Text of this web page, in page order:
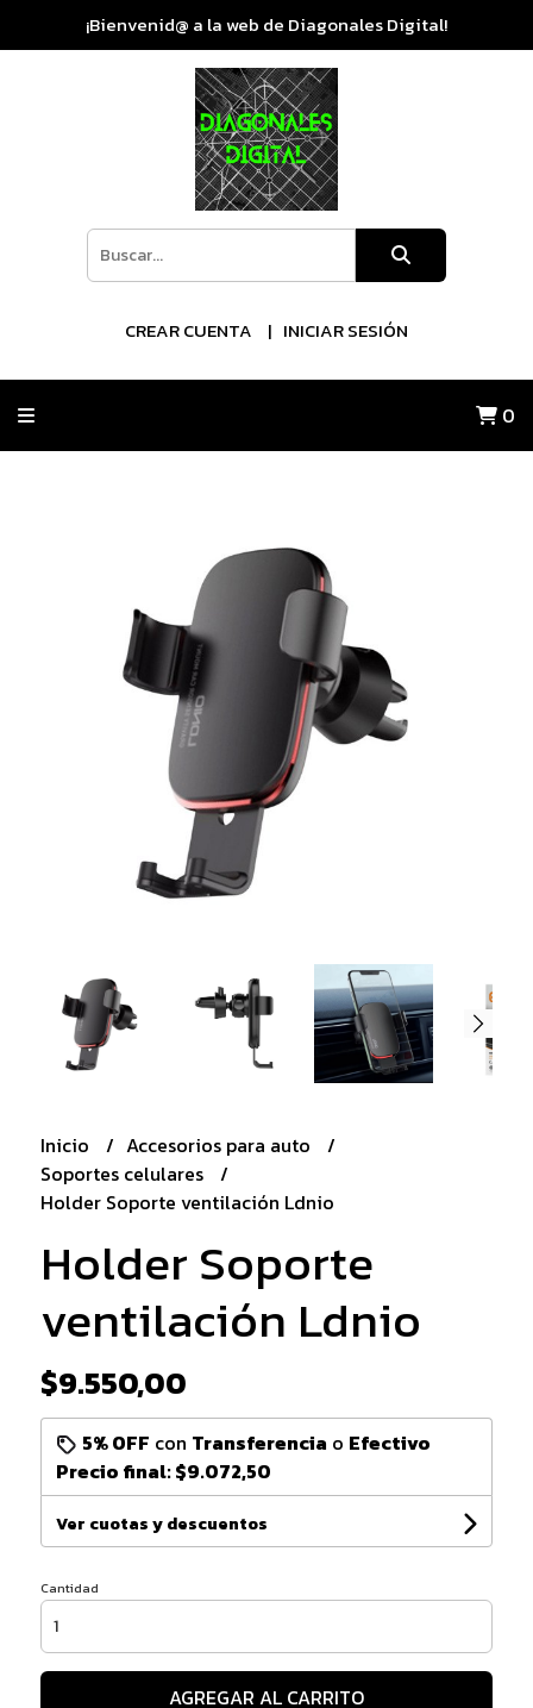
¡Bienvenid@ a la web de Diagonales Digital!
CREAR CUENTA INICIAR SESIÓN
0
Inicio
Accesorios para auto
Soportes celulares
Holder Soporte ventilación Ldnio
Holder Soporte
ventilación Ldnio
$9.550,00
5% OFF con Transferencia o Efectivo
Precio final:$9.072,50
Ver cuotas y descuentos
Cantidad
AGREGAR AL CARRITO